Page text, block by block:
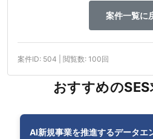
案件一覧に
案件ID: 504 | 閲覧数: 100回
おすすめの
AI新規事業を推進するデータエ